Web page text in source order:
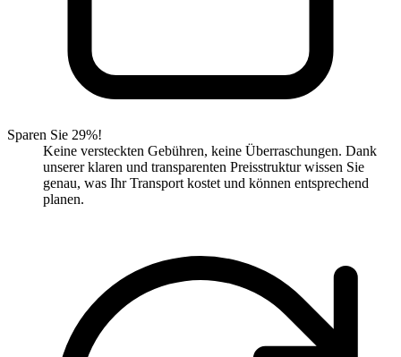
Sparen Sie 29%!
Keine versteckten Gebühren, keine Überraschungen. Dank
unserer klaren und transparenten Preisstruktur wissen Sie
genau, was Ihr Transport kostet und können entsprechend
planen.